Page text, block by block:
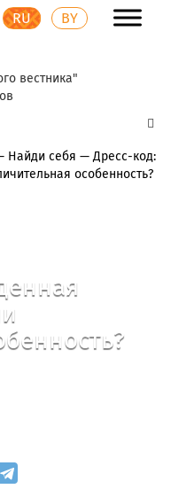
RU BY
вестника"
Найди себя —Дресс-код:
особенность?